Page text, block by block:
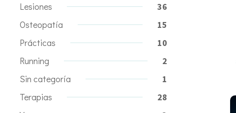
Lesiones
36
Osteopatía
15
Prácticas
10
Running
2
Sin categoría
1
Terapias
28